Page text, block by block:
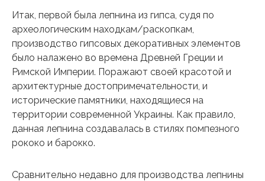
Итак, первой была лепнина из гипса, судя по
археологическим находкам/раскопкам,
производство гипсовых декоративных элементов
было налажено во времена Древней Греции и
Римской Империи. Поражают своей красотой и
архитектурные достопримечательности, и
исторические памятники, находящиеся на
территории современной Украины. Как правило,
данная лепнина создавалась в стилях помпезного
рококо и барокко.
Сравнительно недавно для производства лепнины